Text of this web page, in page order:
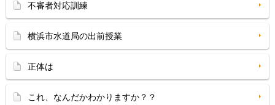
不審者対応訓練
横浜市水道局の出前授業
正体は
これ、なんだかわかりますか？？